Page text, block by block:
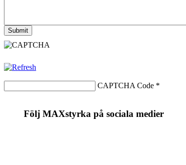
CAPTCHA Code *
Följ MAXstyrka på sociala medier